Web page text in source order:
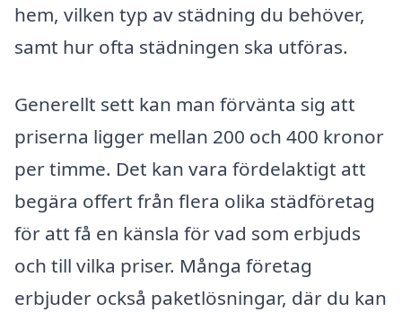
hem, vilken typ av städning du behöver,
samt hur ofta städningen ska utföras.
Generellt sett kan man förvänta sig att
priserna ligger mellan 200 och 400 kronor
per timme. Det kan vara fördelaktigt att
begära offert från flera olika städföretag
för att få en känsla för vad som erbjuds
och till vilka priser. Många företag
erbjuder också paketlösningar, där du kan